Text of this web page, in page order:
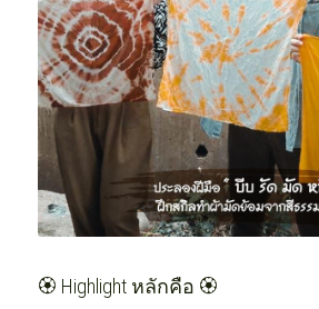
🏵️ Highlight หลักคือ 🏵️